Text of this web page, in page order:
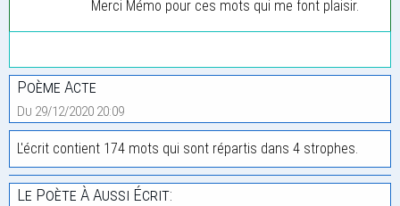
Merci Mémo pour ces mots qui me font plaisir.
Poème Acte
Du 29/12/2020 20:09
L'écrit contient 174 mots qui sont répartis dans 4 strophes.
Le Poète À Aussi Écrit: